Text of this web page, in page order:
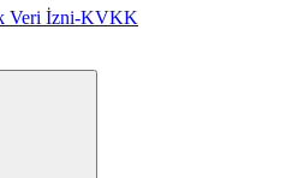
Veri İzni-KVKK